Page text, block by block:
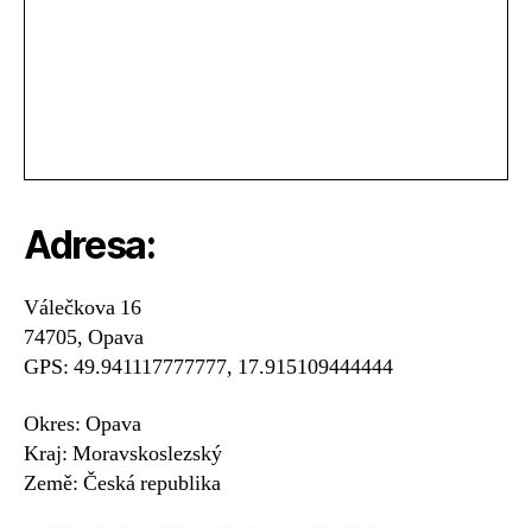
Adresa:
Válečkova 16
74705, Opava
GPS: 49.941117777777, 17.915109444444
Okres: Opava
Kraj: Moravskoslezský
Země: Česká republika